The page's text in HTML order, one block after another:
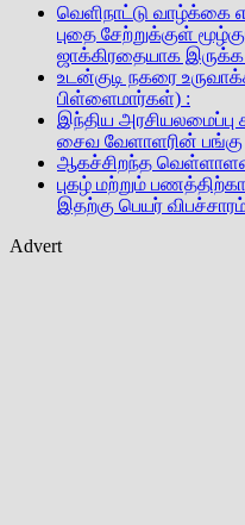
வெளிநாட்டு வாழ்க்கை
புதை சேற்றுக்குள்
ஜாக்கிரதையாக
உடன்குடி நகரை
பிள்ளைமார்கள்) :
இந்திய அரசியலமைப்பு
சைவ வேளாளரின் பங்கு
ஆகச்சிறந்த
புகழ் மற்றும்
இதற்கு பெயர்
Advert